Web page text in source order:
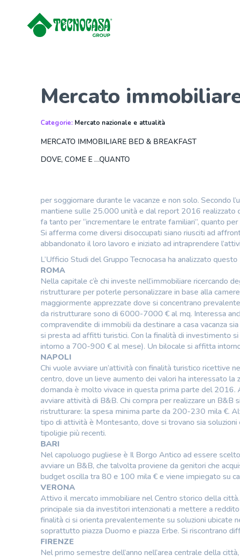
Mercato
Categorie: Mercato nazionale e attualità
MERCATO IMMOBILIARE BED & BREAKFAST
DOVE, COME E …QUANTO
per soggiornare durante le vacanze e non solo. Secondo
mantiene sulle 25.000 unità e dal report 2016 realizzato
fa tanto per “incrementare le entrate familiari”, quanto
Si afferma come diversi disoccupati siano riusciti ad
abbandonato il loro lavoro e iniziato ad intraprendere
L’Ufficio Studi del Gruppo Tecnocasa ha analizzato
ROMA
Nella capitale c’è chi investe nell’immobiliare ricercando
ristrutturare per poterle personalizzare in base alla
maggiormente apprezzate dove si concentrano
da ristrutturare sono di 6000-7000 € al mq. Interessa
compravendite di immobili da destinare a casa vacanza
si presta ad affitti turistici. Con la finalità di investimento
intorno a 700-900 € al mese). Un bilocale si affitta
NAPOLI
Chi vuole avviare un’attività con finalità turistico ricettive
centro, dove un lieve aumento dei valori ha interessato la
domanda è molto vivace in questa prima parte del 2016.
avviare attività di B&B. Chi compra per realizzare un
ristrutturare: la spesa minima parte da 200-230 mila €.
tipo di attività è Montesanto, dove si trovano sia
tipoligie più recenti.
BARI
Nel capoluogo pugliese è Il Borgo Antico ad essere
avviare un B&B, che talvolta proviene da genitori che
budget oscilla tra 80 e 100 mila € e viene impiegato su
VERONA
Attivo il mercato immobiliare nel Centro storico della
principale sia da investitori intenzionati a mettere a
finalità ci si orienta prevalentemente su soluzioni ubicate
soprattutto piazza Duomo e piazza Erbe. Si riscontrano
FIRENZE
Nel primo semestre dell’anno nell’area centrale della